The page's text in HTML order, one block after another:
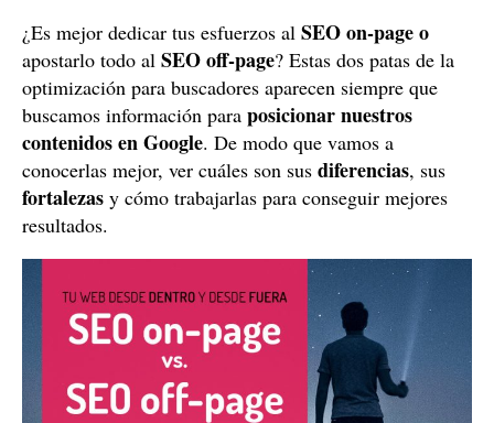
¿Es mejor dedicar tus esfuerzos al SEO on-page o
apostarlo todo al SEO off-page? Estas dos patas de la
optimización para buscadores aparecen siempre que
buscamos información para posicionar nuestros
contenidos en Google. De modo que vamos a
conocerlas mejor, ver cuáles son sus diferencias, sus
fortalezas y cómo trabajarlas para conseguir mejores
resultados.